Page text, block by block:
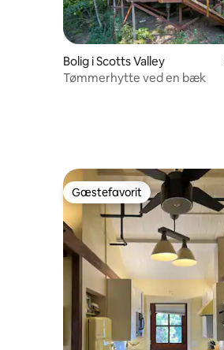
Bolig i Scotts Valley
Tømmerhytte ved en bæk
Gæstefavorit
Gæstefavorit